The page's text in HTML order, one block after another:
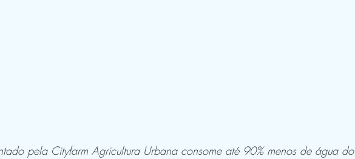
pela Cityfarm Agricultura Urbana consome até 90% menos de água do